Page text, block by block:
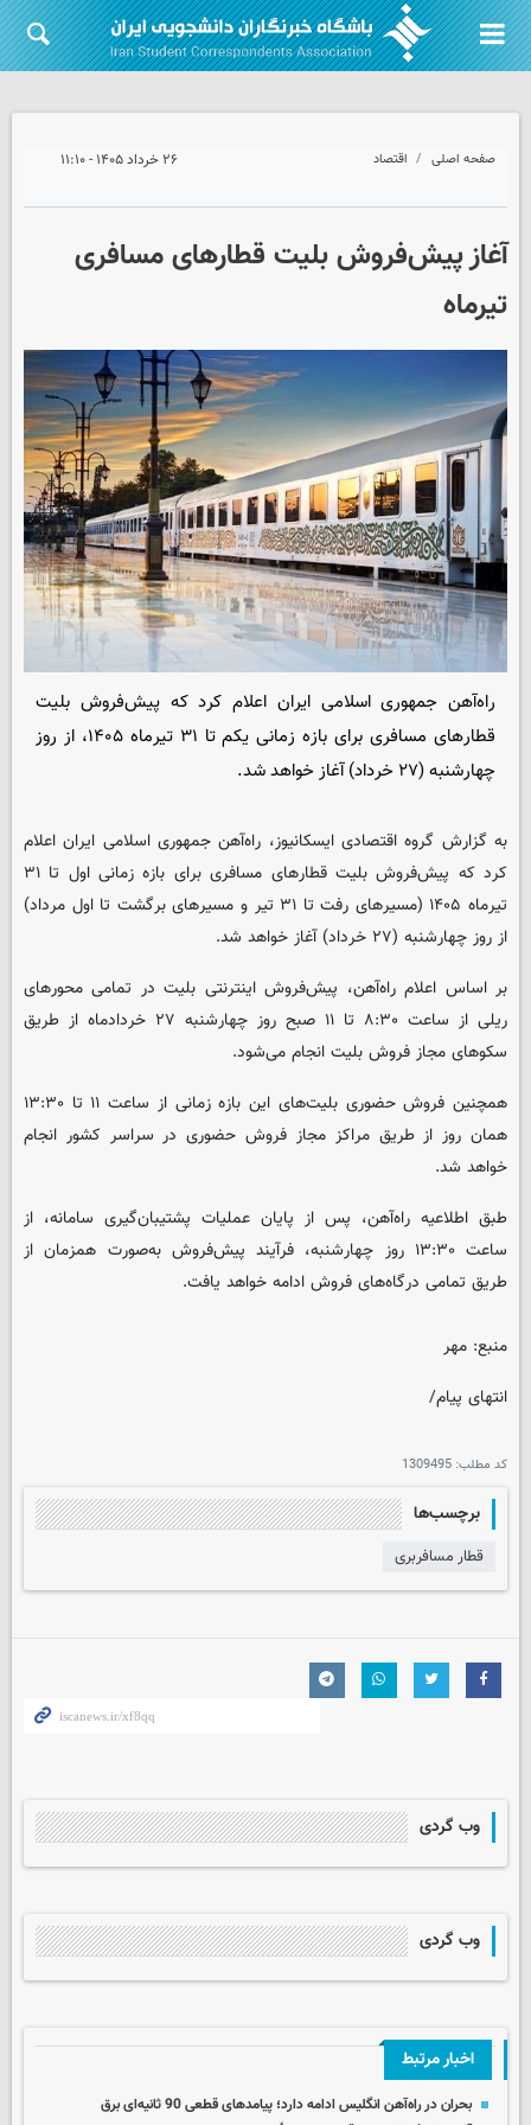
صفحه اصلی اقتصاد ۲۶ خرداد ۱۴۰۵ - ۱۱:۱۰
آغاز پیش‌فروش بلیت قطارهای مسافری
تیرماه
راه‌آهن جمهوری اسلامی ایران اعلام کرد که پیش‌فروش بلیت
قطارهای مسافری برای بازه زمانی یکم تا ۳۱ تیرماه ۱۴۰۵، از روز
چهارشنبه (۲۷ خرداد) آغاز خواهد شد.
به گزارش گروه اقتصادی ایسکانیوز، راه‌آهن جمهوری اسلامی ایران اعلام
کرد که پیش‌فروش بلیت قطارهای مسافری برای بازه زمانی اول تا ۳۱
تیرماه ۱۴۰۵ (مسیرهای رفت تا ۳۱ تیر و مسیرهای برگشت تا اول مرداد)
از روز چهارشنبه (۲۷ خرداد) آغاز خواهد شد.
بر اساس اعلام راه‌آهن، پیش‌فروش اینترنتی بلیت در تمامی محورهای
ریلی از ساعت ۸:۳۰ تا ۱۱ صبح روز چهارشنبه ۲۷ خردادماه از طریق
سکوهای مجاز فروش بلیت انجام می‌شود.
همچنین فروش حضوری بلیت‌های این بازه زمانی از ساعت ۱۱ تا ۱۳:۳۰
همان روز از طریق مراکز مجاز فروش حضوری در سراسر کشور انجام
خواهد شد.
طبق اطلاعیه راه‌آهن، پس از پایان عملیات پشتیبان‌گیری سامانه، از
ساعت ۱۳:۳۰ روز چهارشنبه، فرآیند پیش‌فروش به‌صورت همزمان از
طریق تمامی درگاه‌های فروش ادامه خواهد یافت.
منبع: مهر
انتهای پیام/
کد مطلب: 1309495
برچسب‌ها
قطار مسافربری
وب گردی
وب گردی
اخبار مرتبط
بحران در راه‌آهن انگلیس ادامه دارد؛ پیامدهای قطعی 90 ثانیه‌ای برق